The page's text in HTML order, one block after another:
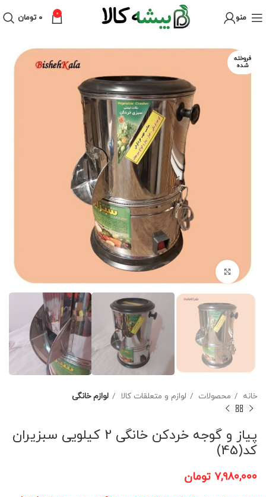
منو 0 ۰ تومان
فروخته
شده
برای بزرگنمایی کلیک کنید
خانه محصولات لوازم و متعلقات کالا لوازم خانگی
پیاز و گوجه خردکن خانگی 2 کیلویی سبزیران
کد(45)
۷,۹۸۰,۰۰۰ تومان